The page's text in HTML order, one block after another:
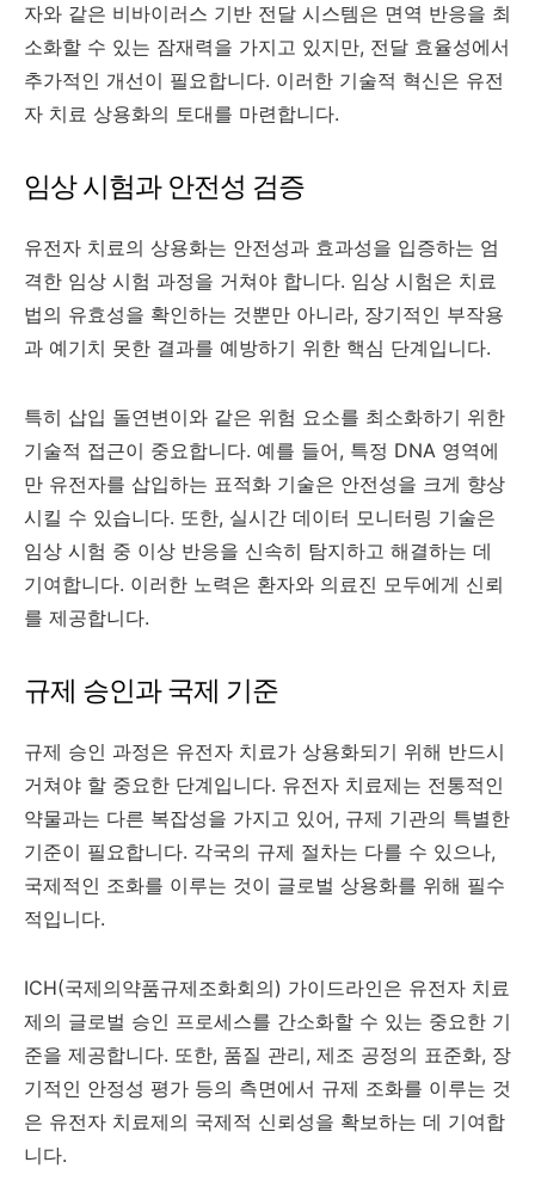
자와 같은 비바이러스 기반 전달 시스템은 면역 반응을 최
소화할 수 있는 잠재력을 가지고 있지만, 전달 효율성에서
추가적인 개선이 필요합니다. 이러한 기술적 혁신은 유전
자 치료 상용화의 토대를 마련합니다.
임상 시험과 안전성 검증
유전자 치료의 상용화는 안전성과 효과성을 입증하는 엄
격한 임상 시험 과정을 거쳐야 합니다. 임상 시험은 치료
법의 유효성을 확인하는 것뿐만 아니라, 장기적인 부작용
과 예기치 못한 결과를 예방하기 위한 핵심 단계입니다.
특히 삽입 돌연변이와 같은 위험 요소를 최소화하기 위한
기술적 접근이 중요합니다. 예를 들어, 특정 DNA 영역에
만 유전자를 삽입하는 표적화 기술은 안전성을 크게 향상
시킬 수 있습니다. 또한, 실시간 데이터 모니터링 기술은
임상 시험 중 이상 반응을 신속히 탐지하고 해결하는 데
기여합니다. 이러한 노력은 환자와 의료진 모두에게 신뢰
를 제공합니다.
규제 승인과 국제 기준
규제 승인 과정은 유전자 치료가 상용화되기 위해 반드시
거쳐야 할 중요한 단계입니다. 유전자 치료제는 전통적인
약물과는 다른 복잡성을 가지고 있어, 규제 기관의 특별한
기준이 필요합니다. 각국의 규제 절차는 다를 수 있으나,
국제적인 조화를 이루는 것이 글로벌 상용화를 위해 필수
적입니다.
ICH(국제의약품규제조화회의) 가이드라인은 유전자 치료
제의 글로벌 승인 프로세스를 간소화할 수 있는 중요한 기
준을 제공합니다. 또한, 품질 관리, 제조 공정의 표준화, 장
기적인 안정성 평가 등의 측면에서 규제 조화를 이루는 것
은 유전자 치료제의 국제적 신뢰성을 확보하는 데 기여합
니다.